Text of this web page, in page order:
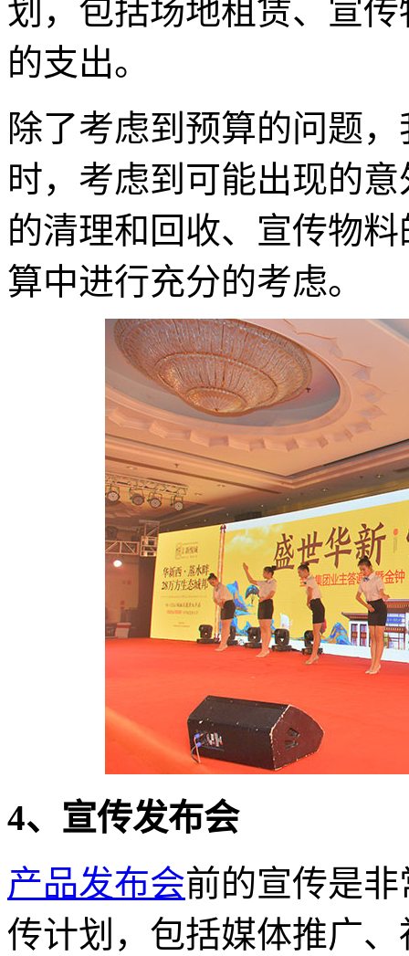
划，包括场地租赁、宣
的支出。
除了考虑到预算的问题
时，考虑到可能出现的
的清理和回收、宣传物
算中进行充分的考虑。
4、宣传发布会
产品发布会前的宣传是
传计划，包括媒体推广